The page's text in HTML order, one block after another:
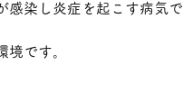
感染し炎症を起こす病気で
です。